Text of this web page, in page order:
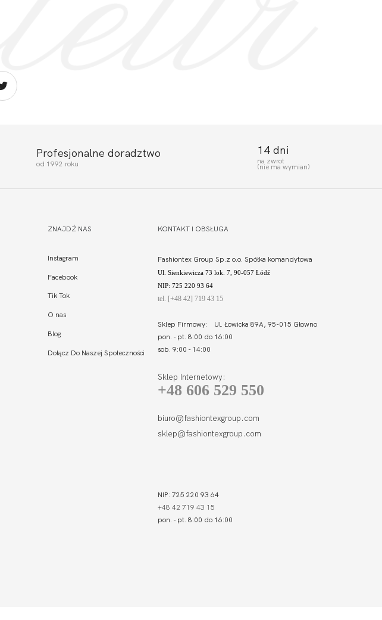
Profesjonalne doradztwo
od 1992 roku
14 dni
na zwrot
(nie ma wymian)
ZNAJDŹ NAS
Instagram
Facebook
Tik Tok
O nas
Blog
Dołącz Do Naszej Społeczności
KONTAKT I OBSŁUGA
Fashiontex Group Sp.z o.o. Spółka komandytowa
Ul. Sienkiewicza 73 lok. 7, 90-057 Łódź
NIP: 725 220 93 64
tel. [+48 42] 719 43 15
Sklep Firmowy: Ul. Łowicka 89A, 95-015 Głowno
pon. - pt. 8:00 do 16:00
sob. 9:00 - 14:00
Sklep Internetowy:
+48 606 529 550
biuro@fashiontexgroup.com
sklep@fashiontexgroup.com
NIP: 725 220 93 64
+48 42 719 43 15
pon. - pt. 8:00 do 16:00